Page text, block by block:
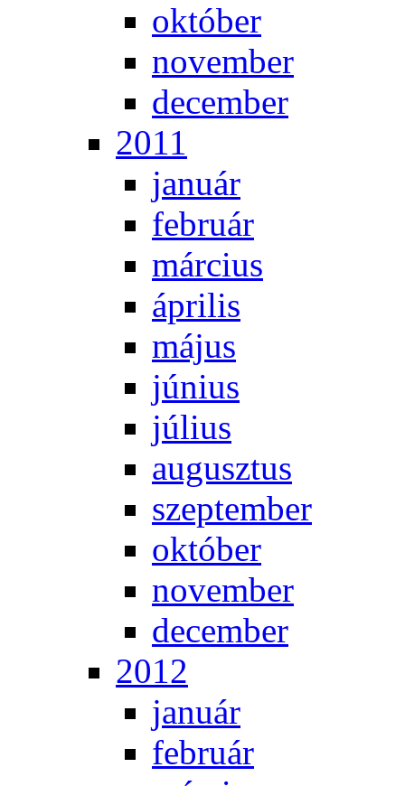
ok­tó­ber
no­vem­ber
de­cem­ber
2011
ja­nu­ár
feb­ru­ár
már­ci­us
áp­ri­lis
má­jus
jú­ni­us
jú­li­us
au­gusz­tus
szep­tem­ber
ok­tó­ber
no­vem­ber
de­cem­ber
2012
ja­nu­ár
feb­ru­ár